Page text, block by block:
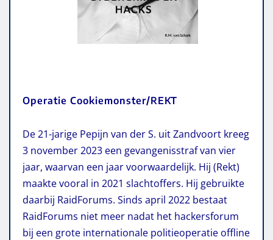
Operatie Cookiemonster/REKT
De 21-jarige Pepijn van der S. uit Zandvoort kreeg
3 november 2023 een gevangenisstraf van vier
jaar, waarvan een jaar voorwaardelijk. Hij (Rekt)
maakte vooral in 2021 slachtoffers. Hij gebruikte
daarbij RaidForums. Sinds april 2022 bestaat
RaidForums niet meer nadat het hackersforum
bij een grote internationale politieoperatie offline